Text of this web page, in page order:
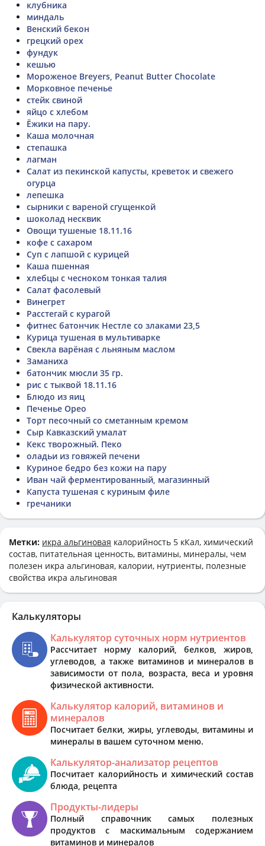
клубника
миндаль
Венский бекон
грецкий орех
фундук
кешью
Мороженое Breyers, Peanut Butter Chocolate
Морковное печенье
стейк свиной
яйцо с хлебом
Ёжики на пару.
Каша молочная
степашка
лагман
Салат из пекинской капусты, креветок и свежего
огурца
лепешка
сырники с вареной сгущенкой
шоколад несквик
Овощи тушеные 18.11.16
кофе с сахаром
Суп с лапшой с курицей
Каша пшенная
хлебцы с чесноком тонкая талия
Салат фасолевый
Винегрет
Расстегай с курагой
фитнес батончик Нестле со злаками 23,5
Курица тушеная в мультиварке
Свекла варёная с льняным маслом
Заманиха
батончик мюсли 35 гр.
рис с тыквой 18.11.16
Блюдо из яиц
Печенье Орео
Торт песочный со сметанным кремом
Сыр Кавказский умалат
Кекс творожный. Пеко
оладьи из говяжей печени
Куриное бедро без кожи на пару
Иван чай ферментированный, магазинный
Капуста тушеная с куриным филе
гречаники
Метки: икра альгиновая калорийность 5 кКал, химический
состав, питательная ценность, витамины, минералы, чем
полезен икра альгиновая, калории, нутриенты, полезные
свойства икра альгиновая
Калькуляторы
Калькулятор суточных норм нутриентов
Рассчитает норму калорий, белков, жиров,
углеводов, а также витаминов и минералов в
зависимости от пола, возраста, веса и уровня
физической активности.
Калькулятор калорий, витаминов и
минералов
Посчитает белки, жиры, углеводы, витамины и
минералы в вашем суточном меню.
Калькулятор-анализатор рецептов
Посчитает калорийность и химический состав
блюда, рецепта
Продукты-лидеры
Полный справочник самых полезных
продуктов с маскимальным содержанием
витаминов и минералов